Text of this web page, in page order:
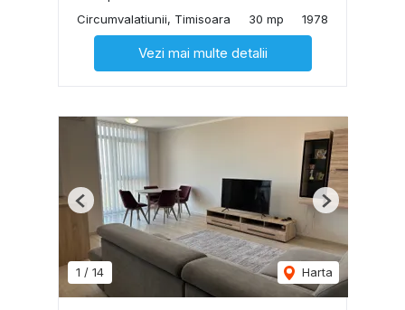
Circumvalatiunii, Timisoara
30 mp 1978
Vezi mai multe detalii
1 / 14 Harta
Previous Next